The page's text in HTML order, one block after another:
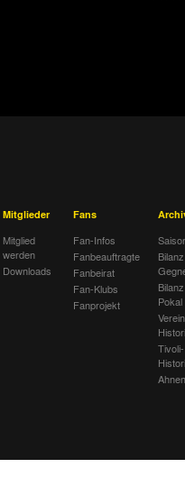
Mitglieder
Mitglied
werden
Downloads
Fans
Fan-Infos
Fanbeauftragte
Fanbeirat
Fan-Klubs
Fanprojekt
Bilanz
Pokal
Tivoli-